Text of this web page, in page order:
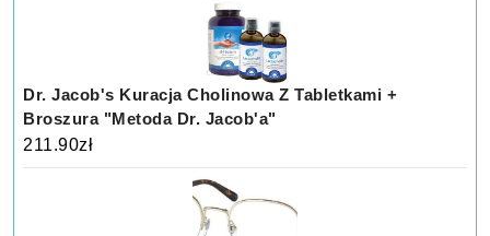
Dr. Jacob's Kuracja Cholinowa Z Tabletkami +
Broszura "Metoda Dr. Jacob'a"
211.90zł